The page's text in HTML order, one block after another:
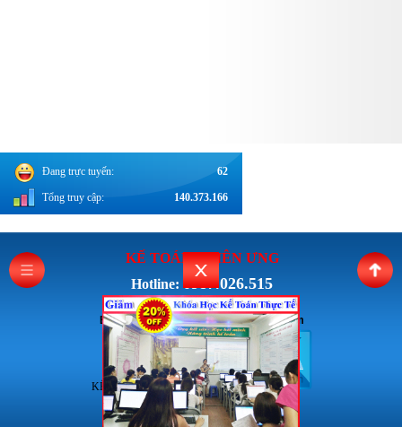
Đang trực tuyến: 62
Tổng truy cập: 140.373.166
KẾ TOÁN THIÊN ƯNG
Hotline: 0987.026.515
Email: Ketoanthienung6868@gmail.com
KẾ TOÁN THIÊN ƯNG